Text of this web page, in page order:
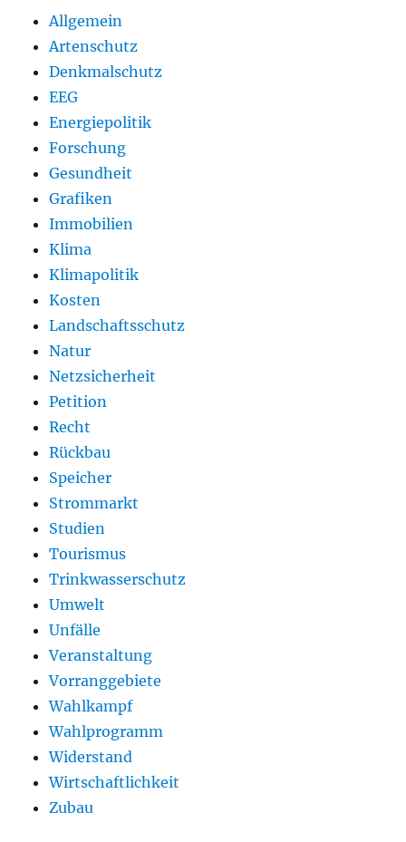
Allgemein
Artenschutz
Denkmalschutz
EEG
Energiepolitik
Forschung
Gesundheit
Grafiken
Immobilien
Klima
Klimapolitik
Kosten
Landschaftsschutz
Natur
Netzsicherheit
Petition
Recht
Rückbau
Speicher
Strommarkt
Studien
Tourismus
Trinkwasserschutz
Umwelt
Unfälle
Veranstaltung
Vorranggebiete
Wahlkampf
Wahlprogramm
Widerstand
Wirtschaftlichkeit
Zubau